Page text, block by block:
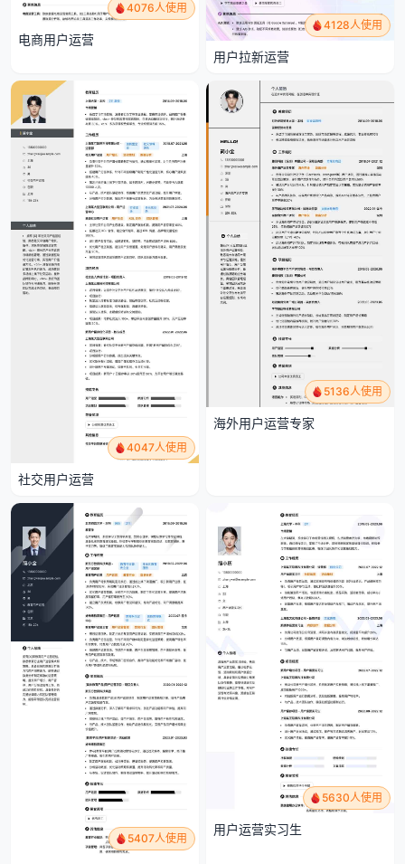
4076人使用
电商用户运营
4128人使用
用户拉新运营
4047人使用
社交用户运营
5136人使用
海外用户运营专家
5407人使用
5630人使用
用户运营实习生